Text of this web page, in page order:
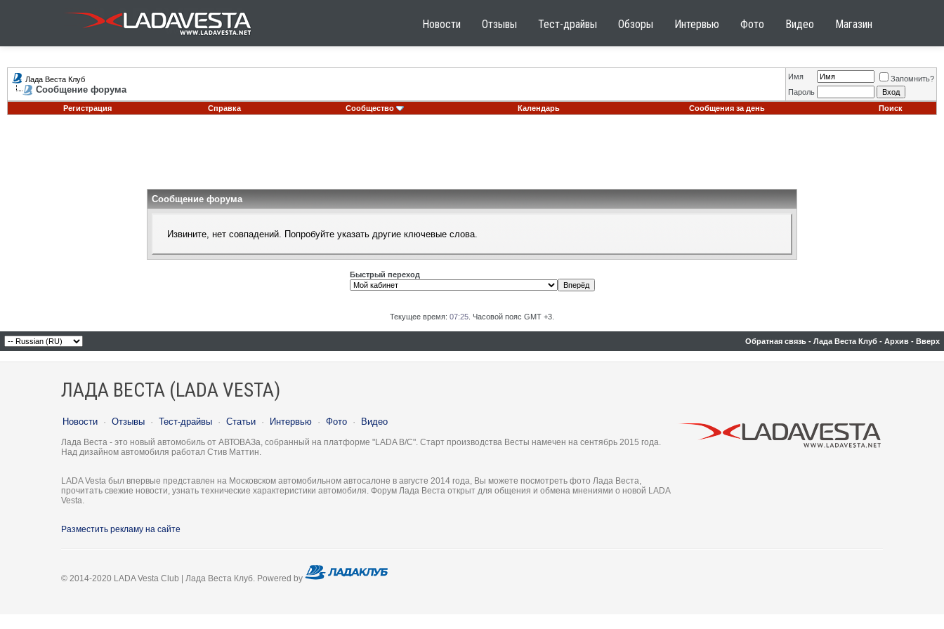
Новости Отзывы Тест-драйвы Обзоры Интервью Фото Видео Магазин
Лада Веста Клуб
Сообщение форума
Имя
Запомнить?
Пароль
Регистрация
Справка Сообщество Календарь Сообщения за день Поиск
Сообщение форума
Извините, нет совпадений. Попробуйте указать другие ключевые слова.
Быстрый переход
Текущее время: 07:25 . Часовой пояс GMT +3.
Обратная связь - Лада Веста Клуб - Архив - Вверх
ЛАДА ВЕСТА (LADA VESTA)
Новости · Отзывы · Тест-драйвы · Статьи · Интервью · Фото · Видео
Лада Веста - это новый автомобиль от АВТОВАЗа, собранный на платформе "LADA B/C". Старт производства Весты намечен на сентябрь 2015 года.
Над дизайном автомобиля работал Стив Маттин.
LADA Vesta был впервые представлен на Московском автомобильном автосалоне в августе 2014 года, Вы можете посмотреть фото Лада Веста,
прочитать свежие новости, узнать технические характеристики автомобиля. Форум Лада Веста открыт для общения и обмена мнениями о новой LADA
Vesta.
Разместить рекламу на сайте
© 2014-2020 LADA Vesta Club | Лада Веста Клуб. Powered by